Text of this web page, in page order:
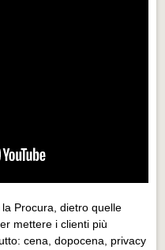
Procura, dietro quelle
mettere i clienti più
cena, dopocena, privacy